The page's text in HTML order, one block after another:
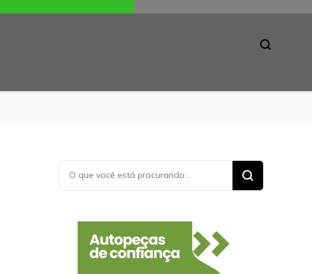
Procurando
algo?